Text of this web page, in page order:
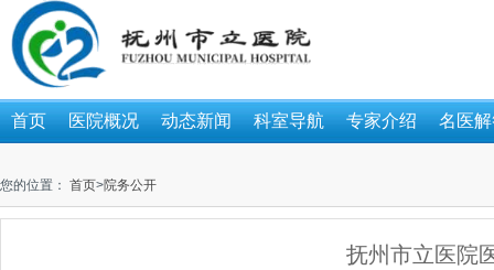
首页 医院概况 动态新闻 科室导航 专家介绍 名医
您的位置： 首页>院务公开
抚州市立医院